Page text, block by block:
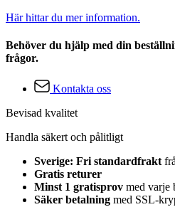
Här hittar du mer information.
Behöver du hjälp med din
frågor.
Kontakta oss
Bevisad kvalitet
Handla säkert och pålitligt
Sverige: Fri standardfrakt
Gratis returer
Minst 1 gratisprov med varje
Säker betalning med SSL-